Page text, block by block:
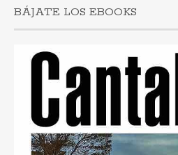
prefieres
por
BÁJATE LOS EBOOKS